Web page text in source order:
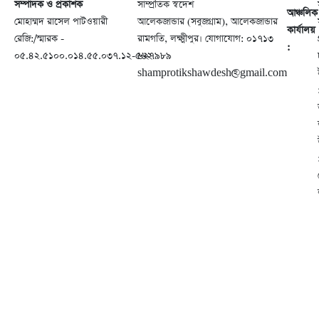
সম্পাদক ও প্রকাশক
মোহাম্মদ রাসেল পাটওয়ারী
রেজি:/স্মারক -
০৫.৪২.৫১০০.০১৪.৫৫.০৩৭.১২-৫৬২
সাম্প্রতিক স্বদেশ
আলেকজান্ডার (সবুজগ্রাম), আলেকজান্ডার
রামগতি, লক্ষ্মীপুর। যোগাযোগ: ০১৭১৩
৬২৭৯৮৯
shamprotikshawdesh@gmail.com
আঞ্চলিক
কার্যালয়
: